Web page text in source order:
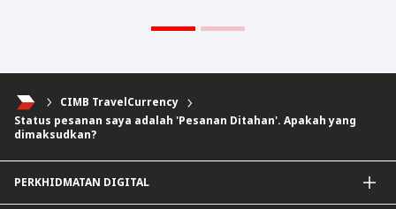
CIMB TravelCurrency
Status pesanan saya adalah 'Pesanan Ditahan'. Apakah yang
dimaksudkan?
PERKHIDMATAN DIGITAL